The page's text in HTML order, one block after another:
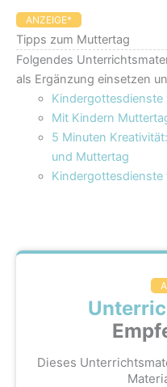
ANZEIGE*
Tipps zum Muttertag
Folgendes
als Ergänzung einsetzen
Mit Kindern
5 Minuten
und Muttertag
Kindergottesdienste
Dieses